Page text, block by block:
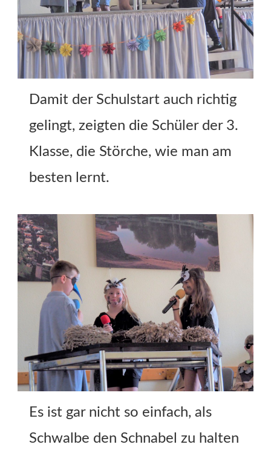
Damit der Schulstart auch richtig
gelingt, zeigten die Schüler der 3.
Klasse, die Störche, wie man am
besten lernt.
Es ist gar nicht so einfach, als
Schwalbe den Schnabel zu halten